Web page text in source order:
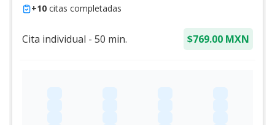
+10 citas completadas
Cita individual - 50 min. $769.00 MXN